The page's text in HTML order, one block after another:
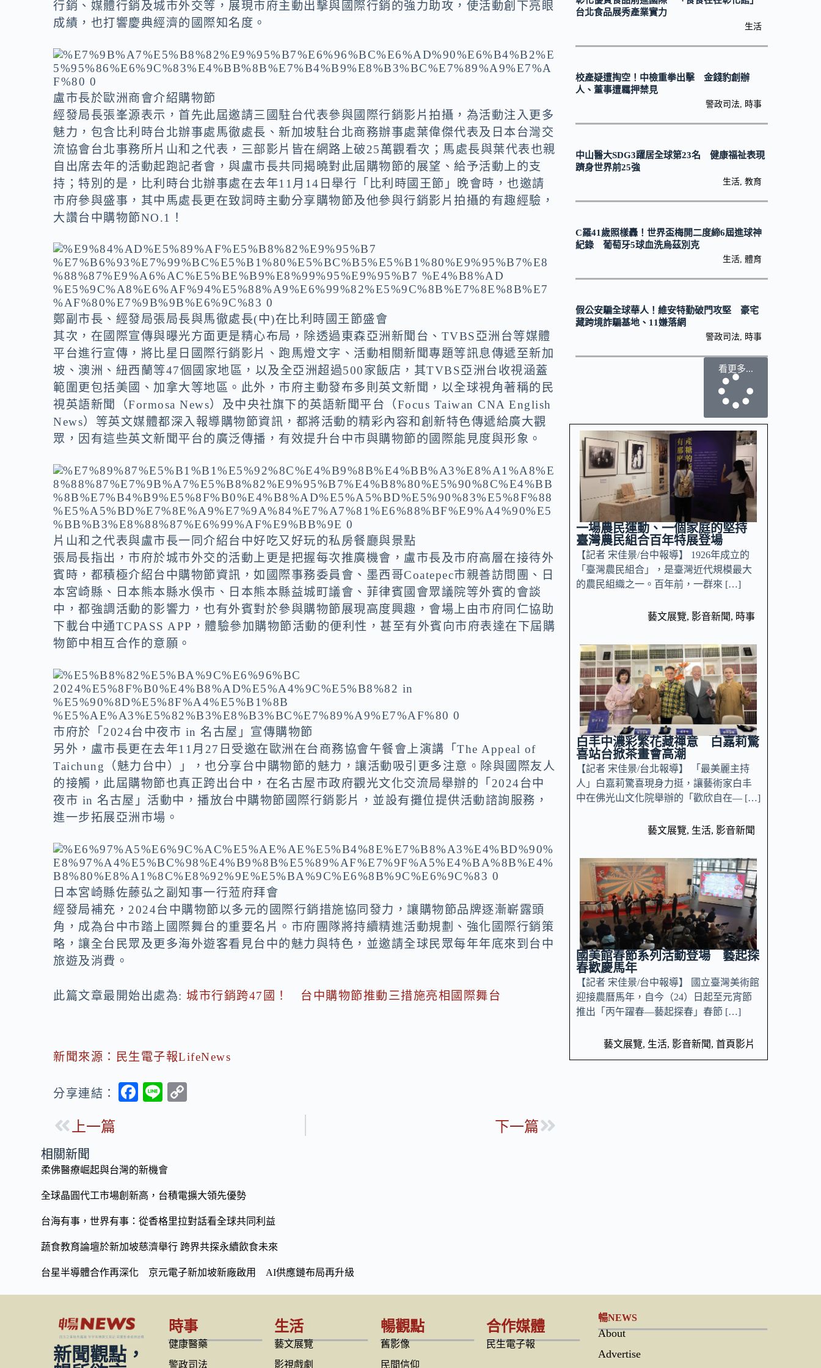
o
k
n
k
行銷、媒體行銷及城市外交等，展現市府主動出擊與國際行銷的強力助攻，使活動創下亮眼
成績，也打響慶典經濟的國際知名度。
盧市長於歐洲商會介紹購物節
經發局長張峯源表示，首先此屆邀請三國駐台代表參與國際行銷影片拍攝，為活動注入更多
魅力，包含比利時台北辦事處馬徹處長、新加坡駐台北商務辦事處葉偉傑代表及日本台灣交
流協會台北事務所片山和之代表，三部影片皆在網路上破25萬觀看次；馬處長與葉代表也親
自出席去年的活動起跑記者會，與盧市長共同揭曉對此屆購物節的展望、給予活動上的支
持；特別的是，比利時台北辦事處在去年11月14日舉行「比利時國王節」晚會時，也邀請
市府參與盛事，其中馬處長更在致詞時主動分享購物節及他參與行銷影片拍攝的有趣經驗，
大讚台中購物節NO.1！
鄭副市長、經發局張局長與馬徹處長(中)在比利時國王節盛會
其次，在國際宣傳與曝光方面更是精心布局，除透過東森亞洲新聞台、TVBS亞洲台等媒體
平台進行宣傳，將比星日國際行銷影片、跑馬燈文字、活動相關新聞專題等訊息傳遞至新加
坡、澳洲、紐西蘭等47個國家地區，以及全亞洲超過500家飯店，其TVBS亞洲台收視涵蓋
範圍更包括美國、加拿大等地區。此外，市府主動發布多則英文新聞，以全球視角著稱的民
視英語新聞（Formosa News）及中央社旗下的英語新聞平台（Focus Taiwan CNA English
News）等英文媒體都深入報導購物節資訊，都將活動的精彩內容和創新特色傳遞給廣大觀
眾，因有這些英文新聞平台的廣泛傳播，有效提升台中市與購物節的國際能見度與形象。
片山和之代表與盧市長一同介紹台中好吃又好玩的私房餐廳與景點
張局長指出，市府於城市外交的活動上更是把握每次推廣機會，盧市長及市府高層在接待外
賓時，都積極介紹台中購物節資訊，如國際事務委員會、墨西哥Coatepec市親善訪問團、日
本宮崎縣、日本熊本縣水俁市、日本熊本縣益城町議會、菲律賓國會眾議院等外賓的會談
中，都強調活動的影響力，也有外賓對於參與購物節展現高度興趣，會場上由市府同仁協助
下載台中通TCPASS APP，體驗參加購物節活動的便利性，甚至有外賓向市府表達在下屆購
物節中相互合作的意願。
市府於「2024台中夜市 in 名古屋」宣傳購物節
另外，盧市長更在去年11月27日受邀在歐洲在台商務協會午餐會上演講「The Appeal of
Taichung（魅力台中）」，也分享台中購物節的魅力，讓活動吸引更多注意。除與國際友人
的接觸，此屆購物節也真正跨出台中，在名古屋市政府觀光文化交流局舉辦的「2024台中
夜市 in 名古屋」活動中，播放台中購物節國際行銷影片，並設有攤位提供活動諮詢服務，
進一步拓展亞洲市場。
日本宮崎縣佐藤弘之副知事一行蒞府拜會
經發局補充，2024台中購物節以多元的國際行銷措施協同發力，讓購物節品牌逐漸嶄露頭
角，成為台中市踏上國際舞台的重要名片。市府團隊將持續精進活動規劃、強化國際行銷策
略，讓全台民眾及更多海外遊客看見台中的魅力與特色，並邀請全球民眾每年年底來到台中
旅遊及消費。
此篇文章最開始出處為: 城市行銷跨47國！ 台中購物節推動三措施亮相國際舞台
新聞來源：民生電子報LifeNews
分享連結：
F
o
o
Li
n
上一篇 下一篇
台北食品展秀產業實力
生活
校產疑遭掏空！中檢重拳出擊 金錢豹創辦
人、董事遭羈押禁見
警政司法, 時事
中山醫大SDG3躍居全球第23名 健康福祉表現
躋身世界前25強
生活, 教育
C羅41歲照樣轟！世界盃梅開二度締6屆進球神
紀錄 葡萄牙5球血洗烏茲別克
生活, 體育
假公安騙全球華人！維安特勤破門攻堅 豪宅
藏跨境詐騙基地、11嫌落網
警政司法, 時事
看更多...
一場農民運動、一個家庭的堅持
臺灣農民組合百年特展登場
【記者 宋佳景/台中報導】 1926年成立的
「臺灣農民組合」，是臺灣近代規模最大
的農民組織之一。百年前，一群來 […]
藝文展覽, 影音新聞, 時事
白丰中濃彩繁花藏禪意 白嘉莉驚
喜站台掀茶畫會高潮
【記者 宋佳景/台北報導】 「最美麗主持
人」白嘉莉驚喜現身力挺，讓藝術家白丰
中在佛光山文化院舉辦的「歡欣自在— […]
藝文展覽, 生活, 影音新聞
國美館春節系列活動登場 藝起探
春歡慶馬年
【記者 宋佳景/台中報導】 國立臺灣美術館
迎接農曆馬年，自今（24）日起至元宵節
推出「丙午躍春—藝起探春」春節 […]
藝文展覽, 生活, 影音新聞, 首頁影片
相關新聞
柔佛醫療崛起與台灣的新機會
全球晶圓代工市場創新高，台積電擴大領先優勢
台海有事，世界有事：從香格里拉對話看全球共同利益
蔬食教育論壇於新加坡慈濟舉行 跨界共探永續飲食未來
台星半導體合作再深化 京元電子新加坡新廠啟用 AI供應鏈布局再升級
新聞觀點，
時事
健康醫藥
警政司法
生活
藝文展覽
影視戲劇
暢觀點
舊影像
民間信仰
合作媒體
民生電子報
暢NEWS
About
Advertise